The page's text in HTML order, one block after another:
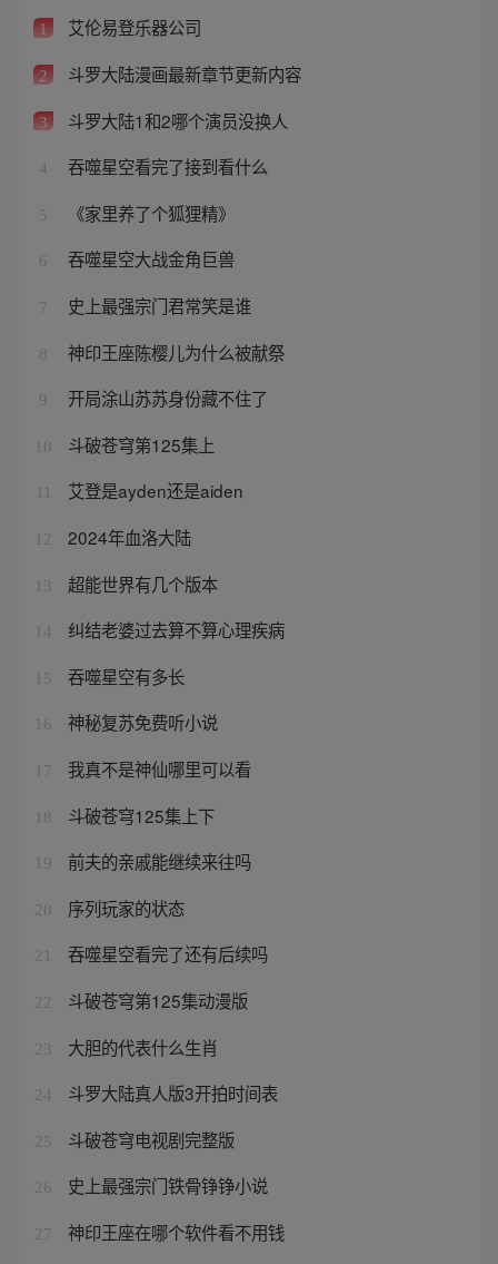
1 艾伦易登乐器公司
2 斗罗大陆漫画最新章节更新内容
3 斗罗大陆1和2哪个演员没换人
4 吞噬星空看完了接到看什么
5 《家里养了个狐狸精》
6 吞噬星空大战金角巨兽
7 史上最强宗门君常笑是谁
8 神印王座陈樱儿为什么被献祭
9 开局涂山苏苏身份藏不住了
10 斗破苍穹第125集上
艾登是ayden还是aiden
12 2024年血洛大陆
13 超能世界有几个版本
14 纠结老婆过去算不算心理疾病
15 吞噬星空有多长
16 神秘复苏免费听小说
17 我真不是神仙哪里可以看
18 斗破苍穹125集上下
19 前夫的亲戚能继续来往吗
20 序列玩家的状态
21 吞噬星空看完了还有后续吗
22 斗破苍穹第125集动漫版
23 大胆的代表什么生肖
24 斗罗大陆真人版3开拍时间表
25 斗破苍穹电视剧完整版
26 史上最强宗门铁骨铮铮小说
27 神印王座在哪个软件看不用钱